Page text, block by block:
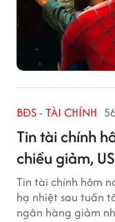
BĐS - TÀI CHÍNH
Tin tài chính
chiều giảm,
Tin tài chính hôm
hạ nhiệt sau tuần
ngân hàng giảm